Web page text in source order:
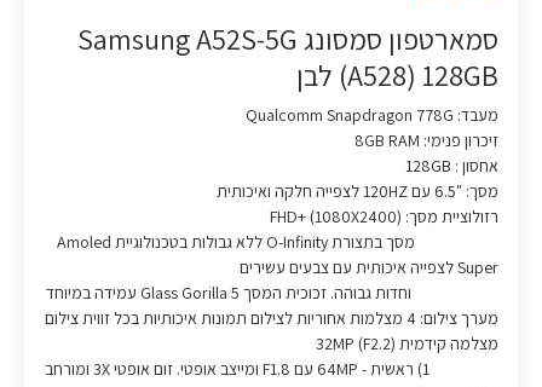
סמארטפון סמסונג Samsung A52S-5G
(A528) 128GB לבן
מעבד: Qualcomm Snapdragon 778G
זיכרון פנימי: 8GB RAM
אחסון : 128GB
מסך: "6.5 עם 120HZ לצפייה חלקה ואיכותית
רזולוציית מסך: (1080X2400) +FHD
מסך בתצורת O-Infinity ללא גבולות בטכנולוגיית Amoled
Super לצפייה איכותית עם צבעים עשירים
וחדות גבוהה. זכוכית המסך 5 Glass Gorilla עמידה במיוחד
מערך צילום: 4 מצלמות אחוריות לצילום תמונות איכותיות בכל זווית צילום
מצלמה קידמית 32MP (F2.2)
1) ראשית - 64MP עם F1.8 ומייצב אופטי. זום אופטי 3X ומורחב